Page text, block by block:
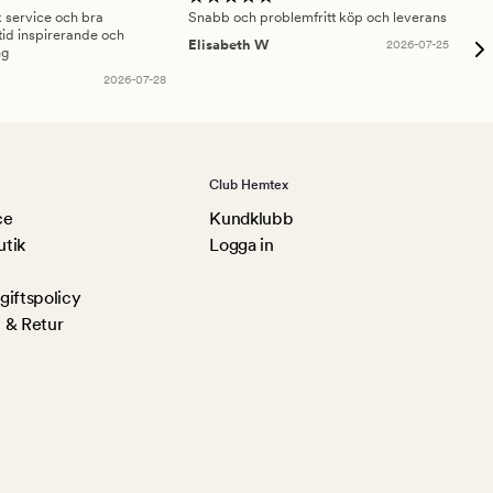
service och bra
inspirerande och
2026-07-28
Snabb och problemfritt köp och leverans
Elisabeth W
2026-07-25
Retur
Club Hemtex
Kundklubb
Logga in